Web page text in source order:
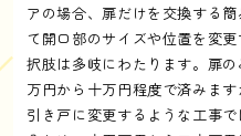
アの場合、扉だけを交換する
て開口部のサイズや位置を変
択肢は多岐にわたります。扉
万円から十万円程度で済みま
引き戸に変更するような工事